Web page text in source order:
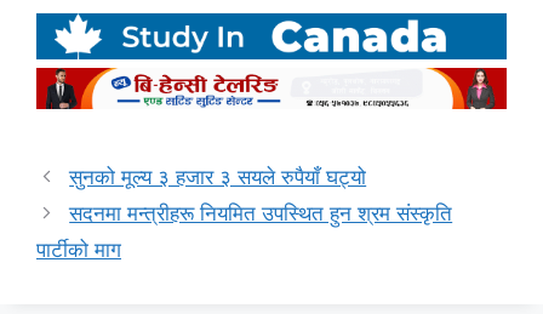
सुनको मूल्य ३ हजार ३ सयले रुपैयाँ घट्यो
सदनमा मन्त्रीहरू नियमित उपस्थित हुन श्रम संस्कृति
पार्टीको माग